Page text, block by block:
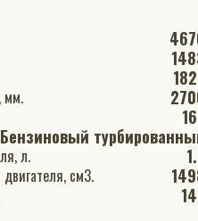
Колесная база, мм.
Бензиновый
Объем двигателя, л.
Рабочий объем двигателя, см3.